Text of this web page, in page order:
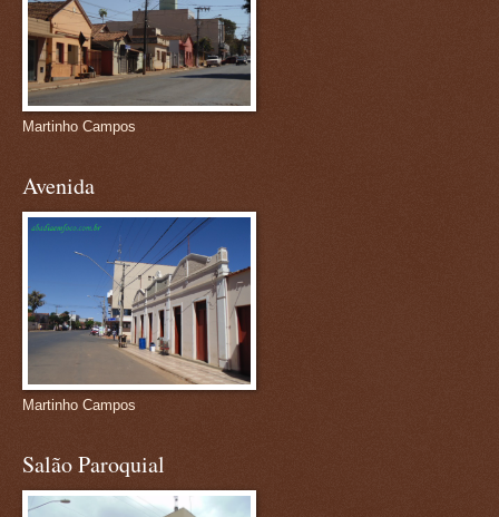
Martinho Campos
Avenida
Martinho Campos
Salão Paroquial